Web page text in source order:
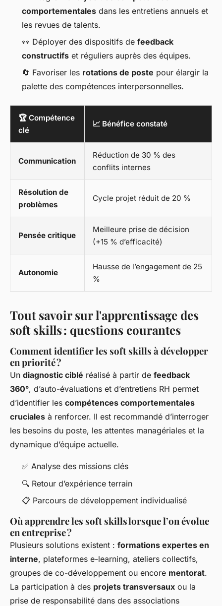
comportementales dans les entretiens annuels et
les revues de talents.
👀 Déployer des dispositifs de feedback
constructifs et réguliers auprès des équipes.
🔄 Favoriser les rotations de poste pour élargir la
palette des compétences interpersonnelles.
🏆 Compétence
clé
📈 Bénéfice constaté
Communication
Réduction de 30 % des
conflits internes
Résolution de
problèmes
Cycle projet réduit de 20 %
Pensée critique
Meilleure prise de décision
(+15 % d’efficacité)
Autonomie
Hausse de l’engagement de 25
%
Tout savoir sur l'apprentissage des
soft skills : questions courantes
Comment identifier les soft skills à développer
en priorité ?
Un diagnostic ciblé réalisé à partir de feedback
360°, d’auto-évaluations et d’entretiens RH permet
d’identifier les compétences comportementales
cruciales à renforcer. Il est recommandé d’interroger
les besoins du poste, les attentes managériales et la
dynamique d’équipe actuelle.
✅ Analyse des missions clés
🔍 Retour d’expérience terrain
📋 Parcours de développement individualisé
Où apprendre les soft skills lorsque l’on évolue
en entreprise ?
Plusieurs solutions existent : formations expertes en
interne, plateformes e-learning, ateliers collectifs,
groupes de co-développement ou encore mentorat.
La participation à des projets transversaux ou la
prise de responsabilité dans des associations